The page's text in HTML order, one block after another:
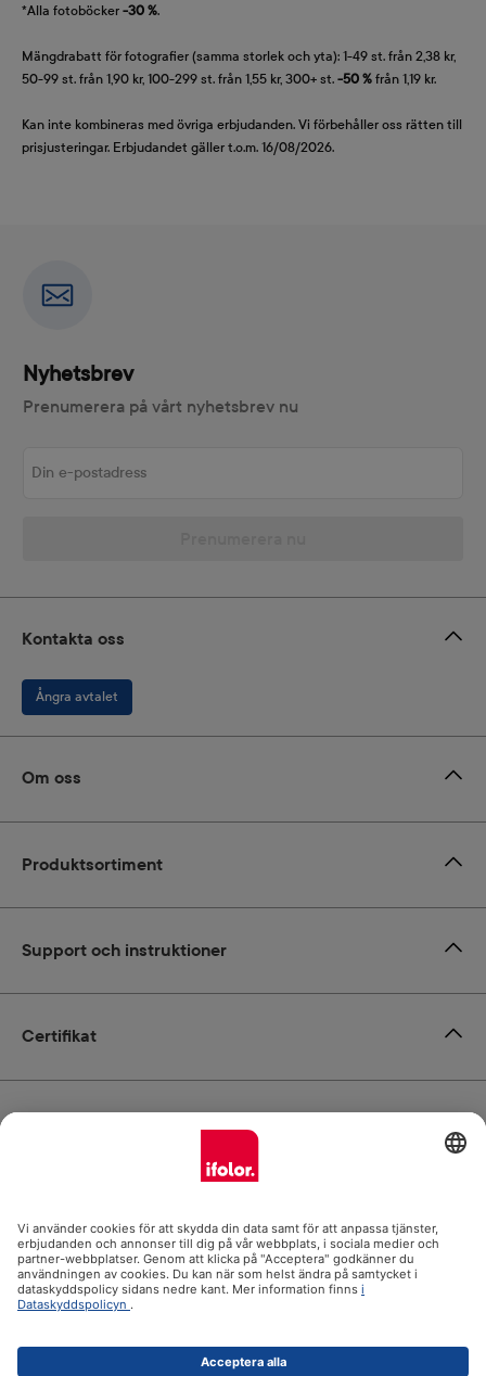
*Alla fotoböcker -30 %.
Mängdrabatt för fotografier (samma storlek och yta): 1-49 st. från 2,38 kr,
50-99 st. från 1,90 kr, 100-299 st. från 1,55 kr, 300+ st. -50 % från 1,19 kr.
Kan inte kombineras med övriga erbjudanden. Vi förbehåller oss rätten till
prisjusteringar. Erbjudandet gäller t.o.m. 16/08/2026.
Nyhetsbrev
Prenumerera på vårt nyhetsbrev nu
Certifikat
Kontakta oss
Ångra avtalet
Om oss
Produktsortiment
Support och instruktioner
ifolor.se i